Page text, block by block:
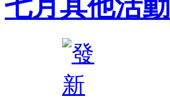
七月其他活動